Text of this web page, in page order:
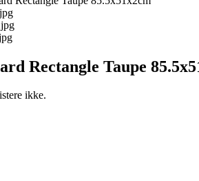
Rectangle Taupe
ikke.